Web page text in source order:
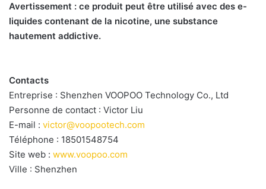
Avertissement : ce produit peut être utilisé avec des e-
liquides contenant de la nicotine, une substance
hautement addictive.
Contacts
Entreprise : Shenzhen VOOPOO Technology Co., Ltd
Personne de contact : Victor Liu
E-mail : victor@voopootech.com
Téléphone : 18501548754
Site web : www.voopoo.com
Ville : Shenzhen